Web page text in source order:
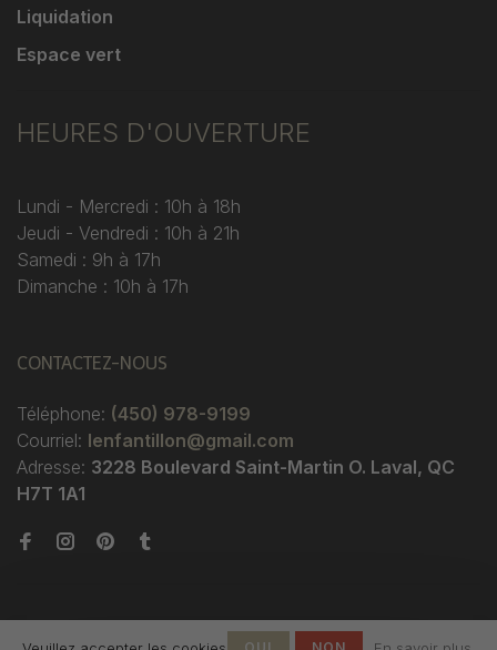
Liquidation
Espace vert
HEURES D'OUVERTURE
Lundi - Mercredi : 10h à 18h
Jeudi - Vendredi : 10h à 21h
Samedi : 9h à 17h
Dimanche : 10h à 17h
CONTACTEZ-NOUS
Téléphone: (450) 978-9199
Courriel: lenfantillon@gmail.com
Adresse: 3228 Boulevard Saint-Martin O. Laval, QC
H7T 1A1